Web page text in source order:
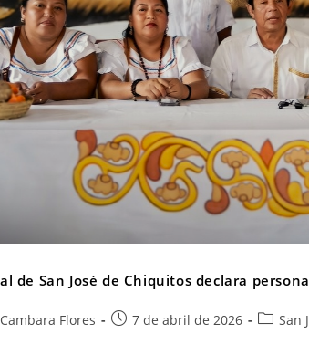
de San José de Chiquitos declara
Flores 7 de abril de 2026 San